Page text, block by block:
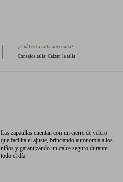
¿Cuál es la talla adecuada?
Consejos talla: Calzan la talla
Las zapatillas cuentan con un cierre de velcro
que facilita el ajuste, brindando autonomía a los
niños y garantizando un calce seguro durante
todo el día.